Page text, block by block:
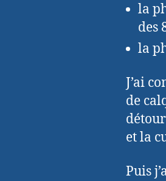
la
des
la
J’ai
de
et la
Puis